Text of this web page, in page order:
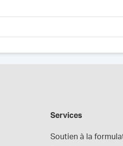
Services
Soutien à la